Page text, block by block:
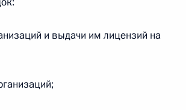
ФЗ
и выдачи им лицензий на